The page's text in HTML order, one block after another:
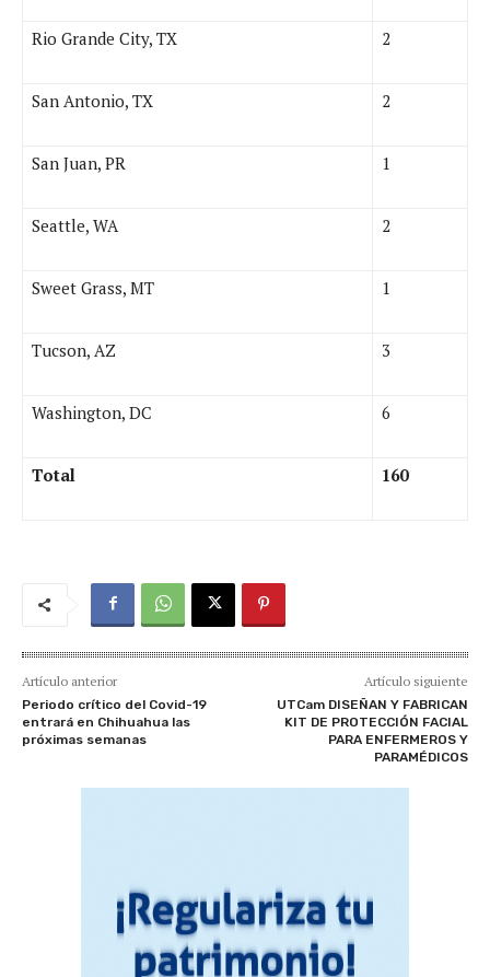
Rio Grande City, TX 2
San Antonio, TX 2
San Juan, PR 1
Seattle, WA 2
Sweet Grass, MT 1
Tucson, AZ 3
Washington, DC 6
Total 160
Artículo anterior
Periodo crítico del Covid-19
entrará en Chihuahua las
próximas semanas
Artículo siguiente
UTCam DISEÑAN Y FABRICAN
KIT DE PROTECCIÓN FACIAL
PARA ENFERMEROS Y
PARAMÉDICOS